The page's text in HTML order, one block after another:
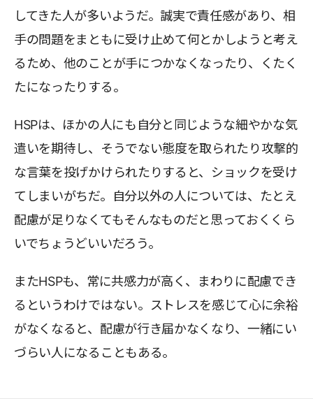
してきた人が多いようだ。誠実で責任感があり、相
手の問題をまともに受け止めて何とかしようと考え
るため、他のことが手につかなくなったり、くたく
たになったりする。
HSPは、ほかの人にも自分と同じような細やかな気
遣いを期待し、そうでない態度を取られたり攻撃的
な言葉を投げかけられたりすると、ショックを受け
てしまいがちだ。自分以外の人については、たとえ
配慮が足りなくてもそんなものだと思っておくくら
いでちょうどいいだろう。
またHSPも、常に共感力が高く、まわりに配慮でき
るというわけではない。ストレスを感じて心に余裕
がなくなると、配慮が行き届かなくなり、一緒にい
づらい人になることもある。